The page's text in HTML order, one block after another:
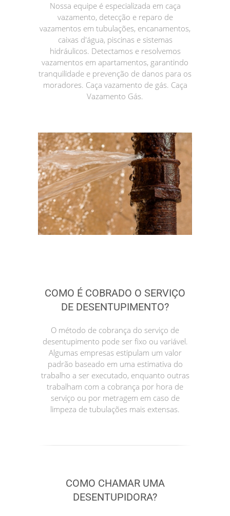
Nossa equipe é especializada em caça
vazamento, detecção e reparo de
vazamentos em tubulações, encanamentos,
caixas d'água, piscinas e sistemas
hidráulicos. Detectamos e resolvemos
vazamentos em apartamentos, garantindo
tranquilidade e prevenção de danos para os
moradores. Caça vazamento de gás. Caça
Vazamento Gás.
COMO É COBRADO O SERVIÇO
DE DESENTUPIMENTO?
O método de cobrança do serviço de
desentupimento pode ser fixo ou variável.
Algumas empresas estipulam um valor
padrão baseado em uma estimativa do
trabalho a ser executado, enquanto outras
trabalham com a cobrança por hora de
serviço ou por metragem em caso de
limpeza de tubulações mais extensas.
COMO CHAMAR UMA
DESENTUPIDORA?